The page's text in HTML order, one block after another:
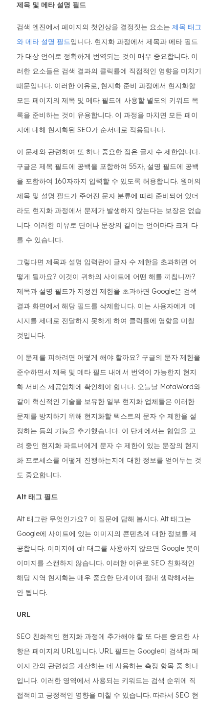
제목 및 메타 설명 필드
검색 엔진에서 페이지의 첫인상을 결정짓는 요소는 제목 태그
와 메타 설명 필드입니다. 현지화 과정에서 제목과 메타 필드
가 대상 언어로 정확하게 번역되는 것이 매우 중요합니다. 이
러한 요소들은 검색 결과의 클릭률에 직접적인 영향을 미치기
때문입니다. 이러한 이유로, 현지화 준비 과정에서 현지화할
모든 페이지의 제목 및 메타 필드에 사용할 별도의 키워드 목
록을 준비하는 것이 유용합니다. 이 과정을 마치면 모든 페이
지에 대해 현지화된 SEO가 순서대로 적용됩니다.
이 문제와 관련하여 또 하나 중요한 점은 글자 수 제한입니다.
구글은 제목 필드에 공백을 포함하여 55자, 설명 필드에 공백
을 포함하여 160자까지 입력할 수 있도록 허용합니다. 원어의
제목 및 설명 필드가 주어진 문자 분류에 따라 준비되어 있더
라도 현지화 과정에서 문제가 발생하지 않는다는 보장은 없습
니다. 이러한 이유로 단어나 문장의 길이는 언어마다 크게 다
를 수 있습니다.
그렇다면 제목과 설명 입력란이 글자 수 제한을 초과하면 어
떻게 될까요? 이것이 귀하의 사이트에 어떤 해를 끼칩니까?
제목과 설명 필드가 지정된 제한을 초과하면 Google은 검색
결과 화면에서 해당 필드를 삭제합니다. 이는 사용자에게 메
시지를 제대로 전달하지 못하게 하여 클릭률에 영향을 미칠
것입니다.
이 문제를 피하려면 어떻게 해야 할까요? 구글의 문자 제한을
준수하면서 제목 및 메타 필드 내에서 번역이 가능한지 현지
화 서비스 제공업체에 확인해야 합니다. 오늘날 MotaWord와
같이 혁신적인 기술을 보유한 일부 현지화 업체들은 이러한
문제를 방지하기 위해 현지화할 텍스트의 문자 수 제한을 설
정하는 등의 기능을 추가했습니다. 이 단계에서는 협업을 고
려 중인 현지화 파트너에게 문자 수 제한이 있는 문장의 현지
화 프로세스를 어떻게 진행하는지에 대한 정보를 얻어두는 것
도 중요합니다.
Alt 태그 필드
Alt 태그란 무엇인가요? 이 질문에 답해 봅시다. Alt 태그는
Google에 사이트에 있는 이미지의 콘텐츠에 대한 정보를 제
공합니다. 이미지에 alt 태그를 사용하지 않으면 Google 봇이
이미지를 스캔하지 않습니다. 이러한 이유로 SEO 친화적인
해당 지역 현지화는 매우 중요한 단계이며 절대 생략해서는
안 됩니다.
URL
SEO 친화적인 현지화 과정에 추가해야 할 또 다른 중요한 사
항은 페이지의 URL입니다. URL 필드는 Google이 검색과 페
이지 간의 관련성을 계산하는 데 사용하는 측정 항목 중 하나
입니다. 이러한 영역에서 사용되는 키워드는 검색 순위에 직
접적이고 긍정적인 영향을 미칠 수 있습니다. 따라서 SEO 현